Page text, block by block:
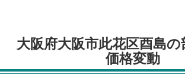
大阪府大阪市此花区酉島の
価格変動